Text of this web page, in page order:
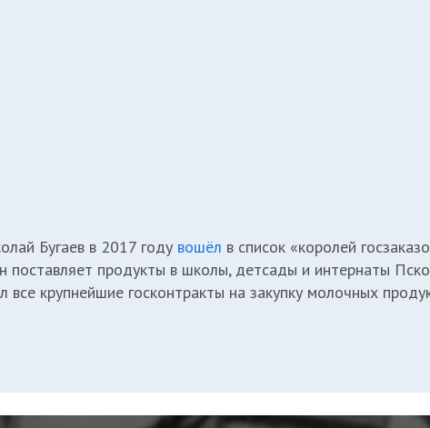
Бугаев в 2017 году вошёл в список «королей
поставляет продукты в школы, детсады и интернаты
все крупнейшие госконтракты на закупку молочных